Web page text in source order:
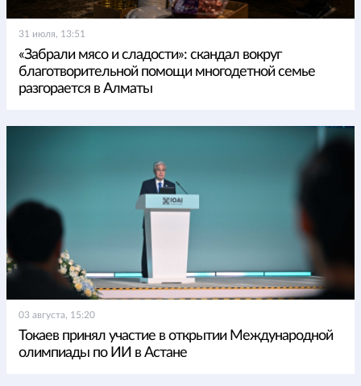
31 июля, 13:51
«Забрали мясо и сладости»: скандал вокруг
благотворительной помощи многодетной семье
разгорается в Алматы
03 августа, 15:20
Токаев принял участие в открытии Международной
олимпиады по ИИ в Астане